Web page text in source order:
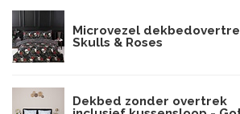
Microvezel
Skulls & Roses
Dekbed zonder overtrek